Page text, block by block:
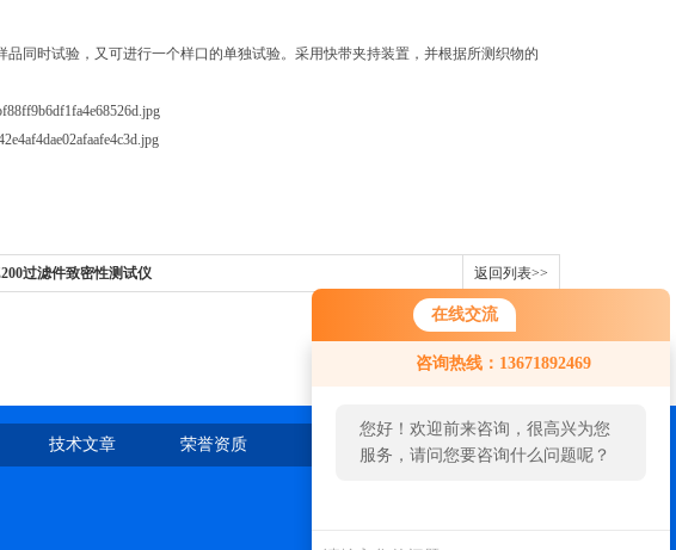
在线交流
咨询热线：13671892469
您好！欢迎前来咨询，很高兴为您
服务，请问您要咨询什么问题呢？
了需求产品，您可以直接在线与我
同时试验，又可进行一个样口的单独试验。采用快带夹持装置，并根据所测织物的
过滤件致密性测试仪 返回列表>>
技术文章 荣誉资质 在线留言 联系我们